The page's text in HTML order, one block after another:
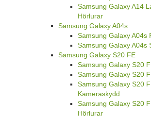
Samsung Galaxy A14
Hörlurar
Samsung Galaxy A04s
Samsung Galaxy A04s
Samsung Galaxy A04s
Samsung Galaxy S20 FE
Samsung Galaxy S20
Samsung Galaxy S20
Samsung Galaxy S20
Kameraskydd
Samsung Galaxy S20
Hörlurar